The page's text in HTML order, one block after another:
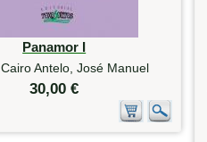
Panamor I
Cairo Antelo, José Manuel
30,00 €